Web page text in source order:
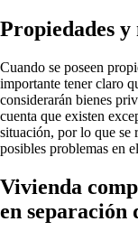
Propiedades
Cuando se poseen
importante tener claro
considerarán bienes
cuenta que existen
situación, por lo que se
posibles problemas en
Vivienda
en separación